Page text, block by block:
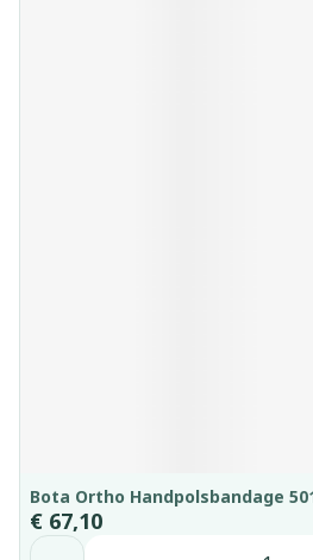
Bota Ortho Handpolsbandage
€ 67,10
Aantal